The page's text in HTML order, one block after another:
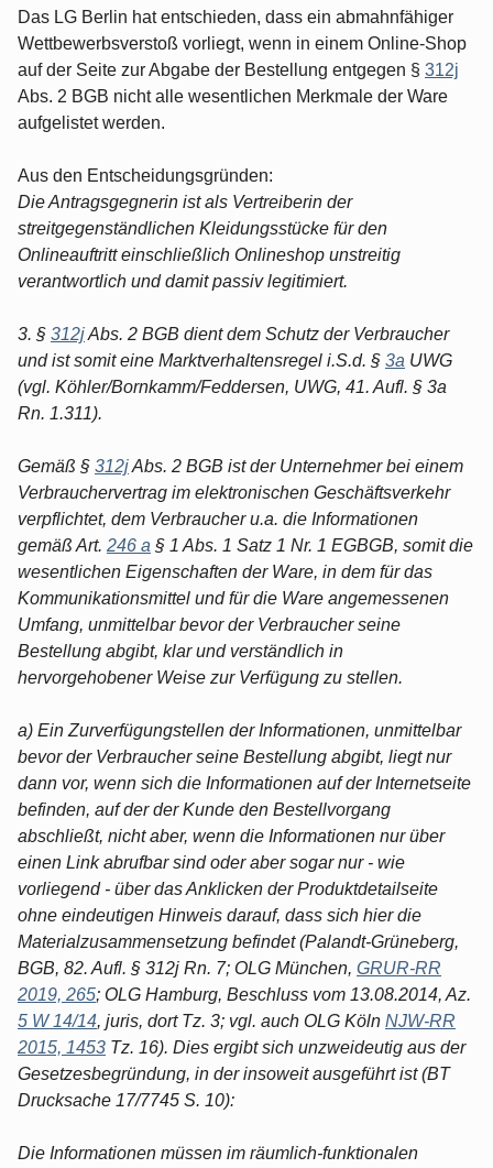
Das LG Berlin hat entschieden, dass ein abmahnfähiger
Wettbewerbsverstoß vorliegt, wenn in einem Online-Shop
auf der Seite zur Abgabe der Bestellung entgegen § 312j
Abs. 2 BGB nicht alle wesentlichen Merkmale der Ware
aufgelistet werden.
Aus den Entscheidungsgründen:
Die Antragsgegnerin ist als Vertreiberin der
streitgegenständlichen Kleidungsstücke für den
Onlineauftritt einschließlich Onlineshop unstreitig
verantwortlich und damit passiv legitimiert.
3. § 312jAbs. 2 BGB dient dem Schutz der Verbraucher
und ist somit eine Marktverhaltensregel i.S.d. § 3a UWG
(vgl. Köhler/Bornkamm/Feddersen, UWG, 41. Aufl. § 3a
Rn. 1.311).
Gemäß § 312jAbs. 2 BGB ist der Unternehmer bei einem
Verbrauchervertrag im elektronischen Geschäftsverkehr
verpflichtet, dem Verbraucher u.a. die Informationen
gemäß Art. 246 a § 1 Abs. 1 Satz 1 Nr. 1 EGBGB, somit die
wesentlichen Eigenschaften der Ware, in dem für das
Kommunikationsmittel und für die Ware angemessenen
Umfang, unmittelbar bevor der Verbraucher seine
Bestellung abgibt, klar und verständlich in
hervorgehobener Weise zur Verfügung zu stellen.
a) Ein Zurverfügungstellen der Informationen, unmittelbar
bevor der Verbraucher seine Bestellung abgibt, liegt nur
dann vor, wenn sich die Informationen auf der Internetseite
befinden, auf der der Kunde den Bestellvorgang
abschließt, nicht aber, wenn die Informationen nur über
einen Link abrufbar sind oder aber sogar nur - wie
vorliegend - über das Anklicken der Produktdetailseite
ohne eindeutigen Hinweis darauf, dass sich hier die
Materialzusammensetzung befindet (Palandt-Grüneberg,
BGB, 82. Aufl. § 312j Rn. 7; OLG München, GRUR-RR
2019, 265; OLG Hamburg, Beschluss vom 13.08.2014, Az.
5 W 14/14, juris, dort Tz. 3; vgl. auch OLG Köln NJW-RR
2015, 1453 Tz. 16). Dies ergibt sich unzweideutig aus der
Gesetzesbegründung, in der insoweit ausgeführt ist (BT
Drucksache 17/7745 S. 10):
Die Informationen müssen im räumlich-funktionalen